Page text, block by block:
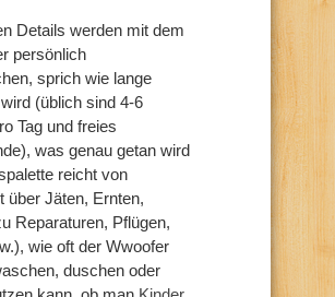
Details werden mit dem
persönlich
sprich wie lange
(üblich sind 4-6
Tag und freies
was genau getan wird
reicht von
über Jäten, Ernten,
Reparaturen, Pflügen,
wie oft der Wwoofer
duschen oder